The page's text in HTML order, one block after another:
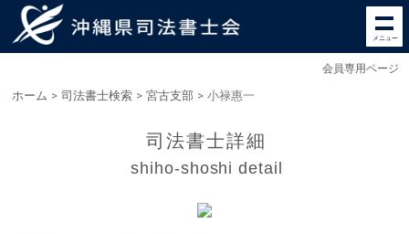
メニュー
会員専用ページ
ホーム > 司法書士検索 > 宮古支部 > 小禄惠一
司法書士詳細
shiho-shoshi detail